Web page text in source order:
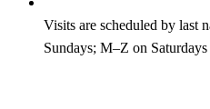
Visits are scheduled by last
Sundays; M–Z on